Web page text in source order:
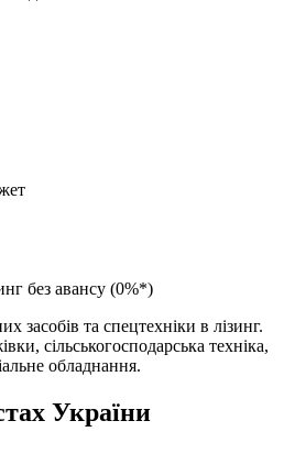
без авансу (0%*)
засобів та спецтехніки в лізинг.
сільськогосподарська техніка,
обладнання.
України